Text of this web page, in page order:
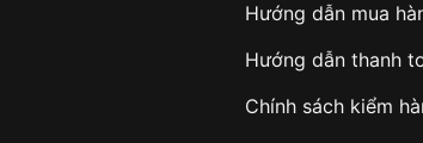
Hướng dẫn mua
Hướng dẫn thanh
Chính sách kiểm